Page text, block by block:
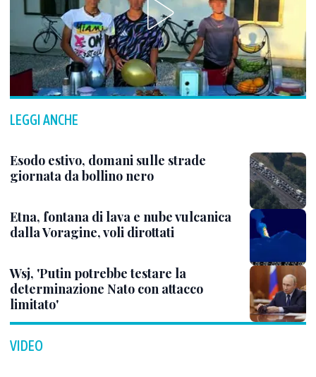
LEGGI ANCHE
Esodo estivo, domani sulle strade
giornata da bollino nero
Etna, fontana di lava e nube vulcanica
dalla Voragine, voli dirottati
Wsj, 'Putin potrebbe testare la
determinazione Nato con attacco
limitato'
VIDEO